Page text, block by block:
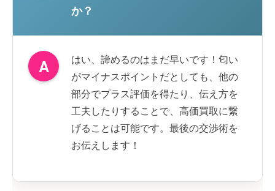
か？
A
はい、諦めるのはまだ早いです！匂い
がマイナスポイントだとしても、他の
部分でプラス評価を得たり、伝え方を
工夫したりすることで、高価買取に繋
げることは可能です。最後の交渉術を
お伝えします！